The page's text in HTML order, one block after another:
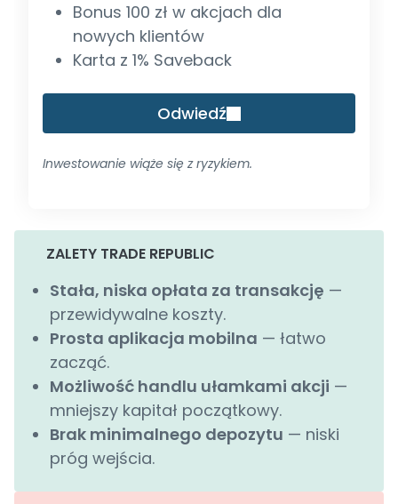
Bonus 100 zł w akcjach dla
nowych klientów
Karta z 1% Saveback
Odwiedź
Inwestowanie wiąże się z ryzykiem.
ZALETY TRADE REPUBLIC
Stała, niska opłata za transakcję —
przewidywalne koszty.
Prosta aplikacja mobilna — łatwo
zacząć.
Możliwość handlu ułamkami akcji —
mniejszy kapitał początkowy.
Brak minimalnego depozytu — niski
próg wejścia.